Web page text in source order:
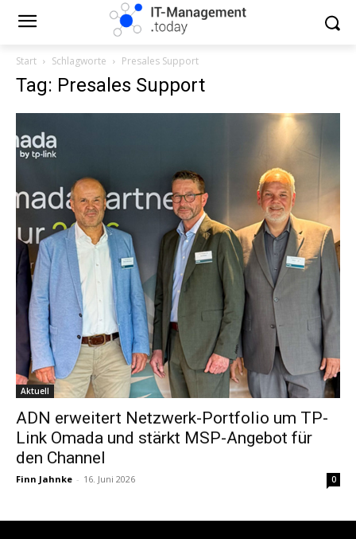
Start Schlagworte Presales Support
Tag: Presales Support
Aktuell
ADN erweitert Netzwerk-Portfolio um TP-
Link Omada und stärkt MSP-Angebot für
den Channel
Finn Jahnke - 16. Juni 2026 0